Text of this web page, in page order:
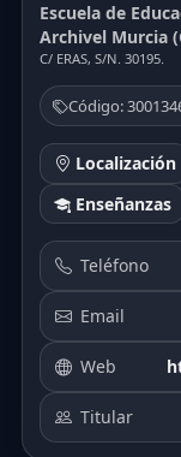
Escuela de
Archivel Murcia
C/ ERAS, S/N. 30195.
Código:
Localización
Enseñanzas
Teléfono
Email
Web
Titular